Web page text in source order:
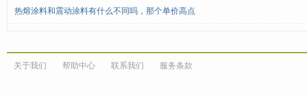
热熔涂料和震动涂料有什么不同吗，那个单价高点
关于我们 帮助中心 联系我们 服务条款